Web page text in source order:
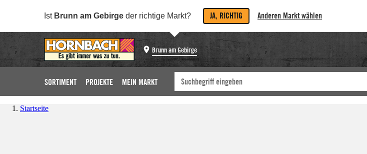
Ist Brunn am Gebirge der richtige Markt? JA, RICHTIG Anderen Markt wählen
Brunn am Gebirge
SORTIMENT PROJEKTE MEIN MARKT
Startseite